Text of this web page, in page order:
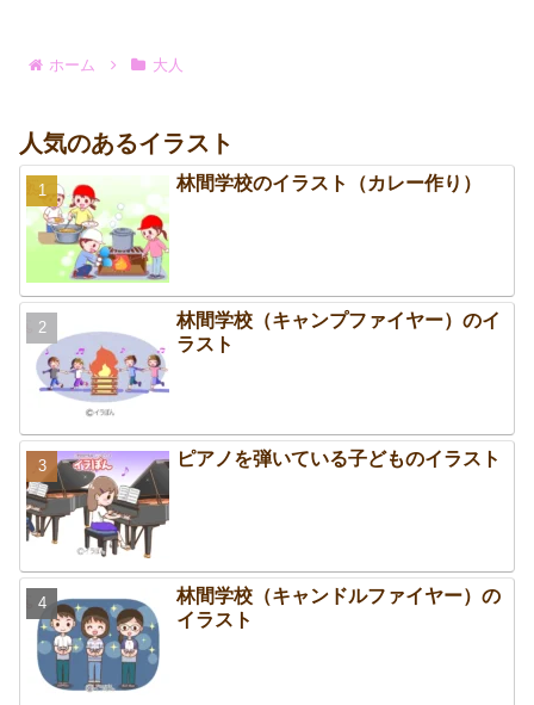
ホーム 大人
人気のあるイラスト
林間学校のイラスト（カレー作り）
林間学校（キャンプファイヤー）のイ
ラスト
ピアノを弾いている子どものイラスト
林間学校（キャンドルファイヤー）の
イラスト